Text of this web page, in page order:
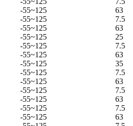
-55~125
63
-55~125
7.5
-55~125
63
-55~125
25
-55~125
7.5
-55~125
63
-55~125
35
-55~125
7.5
-55~125
63
-55~125
7.5
-55~125
63
-55~125
7.5
-55~125
63